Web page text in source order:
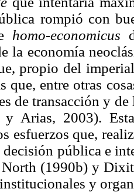
rompió con
homo-economicus
la economía
propio del
que, entre otras
de transacción y
y Arias, 2003).
esfuerzos que,
decisión pública e
(1990b) y
y